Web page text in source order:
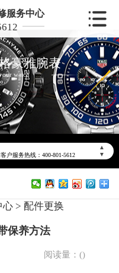
服务中心
豪雅腕表
watch
▲
▼
络优化升级公告
户服务热线：400-801-5612
网点地址：
北京市东城区东长安街1号东方广场写字楼W3座6层602室（需提前预约）
心 > 配件更换
保养方法
阅读量：()